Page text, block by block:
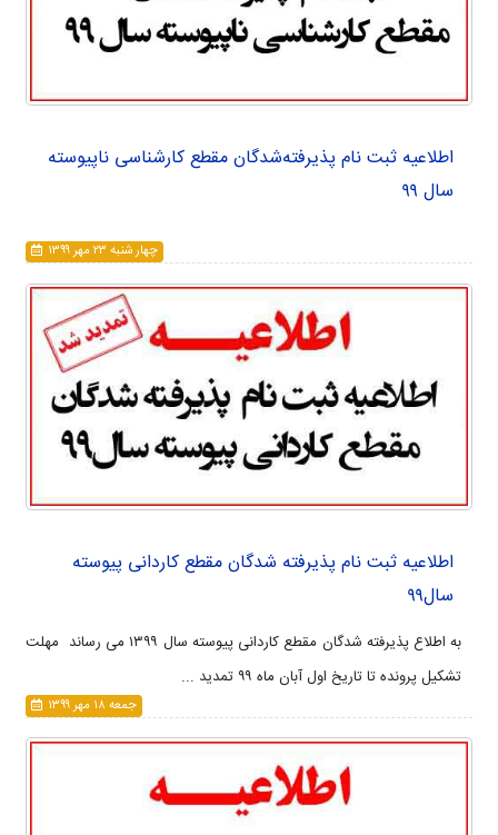
اطلاعیه ثبت نام پذیرفته‌شدگان مقطع کارشناسی ناپیوسته
سال ۹۹
چهار شنبه ۲۳ مهر ۱۳۹۹
اطلاعیه ثبت نام پذیرفته شدگان مقطع کاردانی پیوسته
سال۹۹
به اطلاع پذیرفته شدگان مقطع کاردانی پیوسته سال ۱۳۹۹ می رساند مهلت
تشکیل پرونده تا تاریخ اول آبان ماه ۹۹ تمدید ...
جمعه ۱۸ مهر ۱۳۹۹